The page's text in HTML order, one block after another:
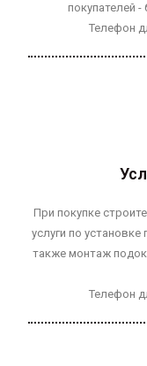
покупателей
Телефон
При покупке
услуги по
также монтаж
Телефон